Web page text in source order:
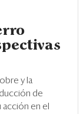
y la
de
en el